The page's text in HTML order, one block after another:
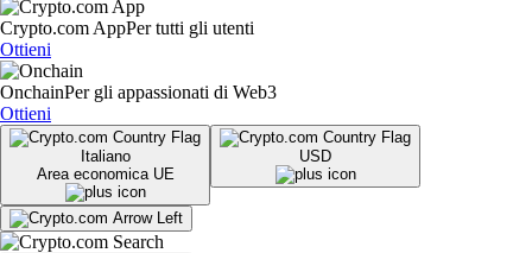
Crypto.com AppPer tutti gli utenti
Ottieni
OnchainPer gli appassionati di Web3
Ottieni
Italiano
Area economica UE
USD